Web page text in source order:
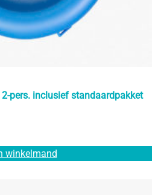
pers. inclusief standaardpakket
winkelmand